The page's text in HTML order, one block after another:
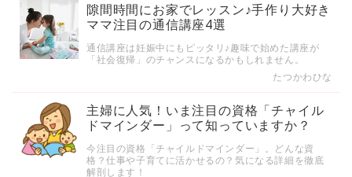
隙間時間にお家でレッスン♪手作り大好き
ママ注目の通信講座4選
通信講座は妊娠中にもピッタリ♪趣味で始めた講座が
「社会復帰」のチャンスになるかもしれません。
たつかわひな
主婦に人気！いま注目の資格「チャイル
ドマインダー」って知っていますか？
今注目の資格「チャイルドマインダー」。どんな資
格？仕事や子育てに活かせるの？気になる詳細を徹底
解剖します！